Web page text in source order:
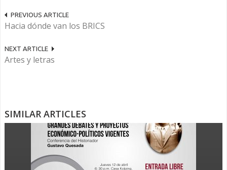
PREVIOUS ARTICLE
Hacia dónde van los BRICS
NEXT ARTICLE
Artes y letras
SIMILAR ARTICLES